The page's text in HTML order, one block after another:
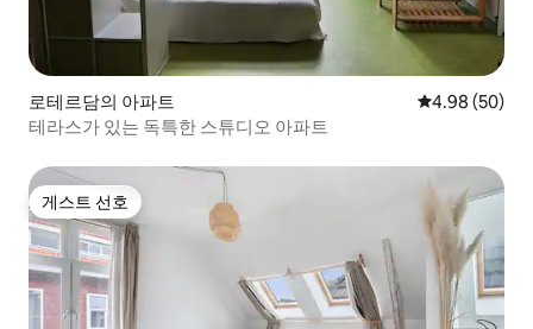
로테르담의 아파트 평점 4.98점(5
4.98 (50)
테라스가 있는 독특한 스튜디오 아파트
게스트 선호
게스트 선호